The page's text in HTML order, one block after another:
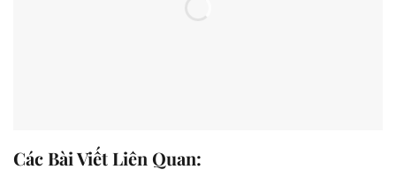
Các Bài Viết Liên Quan: